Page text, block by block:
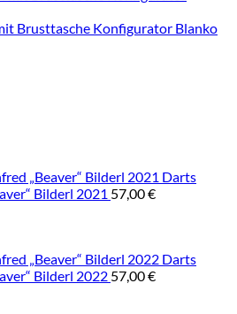
Brusttasche Konfigurator Blanko
Darts
Bilderl 2021 57,00€
Darts
Bilderl 2022 57,00€